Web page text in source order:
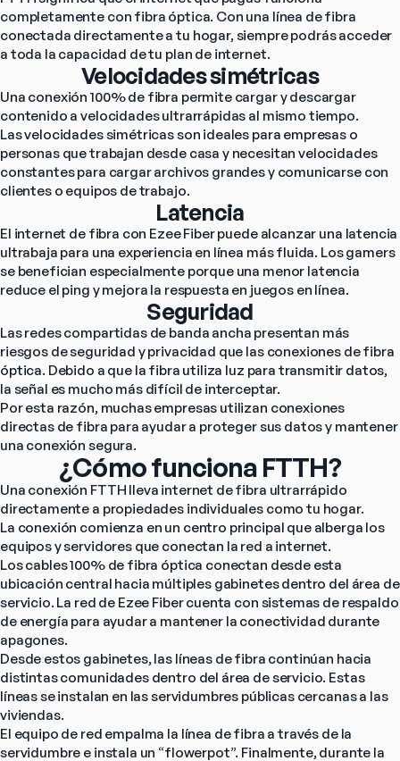
completamente con fibra óptica. Con una línea de fibra
conectada directamente a tu hogar, siempre podrás acceder
a toda la capacidad de tu plan de internet.
Velocidades simétricas
Una conexión 100% de fibra permite cargar y descargar
contenido a velocidades ultrarrápidas al mismo tiempo.
Las velocidades simétricas son ideales para empresas o
personas que trabajan desde casa y necesitan velocidades
constantes para cargar archivos grandes y comunicarse con
clientes o equipos de trabajo.
Latencia
El internet de fibra con Ezee Fiber puede alcanzar una latencia
ultrabaja para una experiencia en línea más fluida. Los gamers
se benefician especialmente porque una menor latencia
reduce el ping y mejora la respuesta en juegos en línea.
Seguridad
Las redes compartidas de banda ancha presentan más
riesgos de seguridad y privacidad que las conexiones de fibra
óptica. Debido a que la fibra utiliza luz para transmitir datos,
la señal es mucho más difícil de interceptar.
Por esta razón, muchas empresas utilizan conexiones
directas de fibra para ayudar a proteger sus datos y mantener
una conexión segura.
¿Cómo funciona FTTH?
Una conexión FTTH lleva internet de fibra ultrarrápido
directamente a propiedades individuales como tu hogar.
La conexión comienza en un centro principal que alberga los
equipos y servidores que conectan la red a internet.
Los cables 100% de fibra óptica conectan desde esta
ubicación central hacia múltiples gabinetes dentro del área de
servicio. La red de Ezee Fiber cuenta con sistemas de respaldo
de energía para ayudar a mantener la conectividad durante
apagones.
Desde estos gabinetes, las líneas de fibra continúan hacia
distintas comunidades dentro del área de servicio. Estas
líneas se instalan en las servidumbres públicas cercanas a las
viviendas.
El equipo de red empalma la línea de fibra a través de la
servidumbre e instala un “flowerpot”. Finalmente, durante la